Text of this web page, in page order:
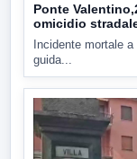
Ponte
omicidio
Incidente mortale
guida...